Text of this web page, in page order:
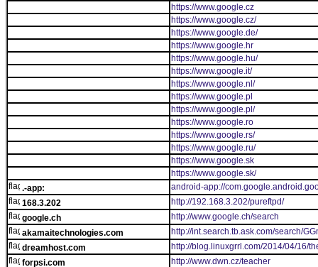
https://www.google.cz
https://www.google.cz/
https://www.google.de/
https://www.google.hr
https://www.google.hu/
https://www.google.it/
https://www.google.nl/
https://www.google.pl
https://www.google.pl/
https://www.google.ro
https://www.google.rs/
https://www.google.ru/
https://www.google.sk
https://www.google.sk/
.-app:
android-app://
168.3.202
http://192.168.3.202/pureftpd/
google.ch
http://www.google.ch/search
akamaitechnologies.com
http://int.search.tb.ask.com/search/
dreamhost.com
http://blog.linuxgrrl.com/2014/04/16/
forpsi.com
http://www.dwn.cz/teacher